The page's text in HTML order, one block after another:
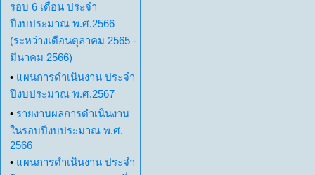
รอบ 6 เดือน ประจำ
ปีงบประมาณ พ.ศ.2566
(ระหว่างเดือนตุลาคม 2565 -
มีนาคม 2566)
• แผนการดำเนินงาน ประจำ
ปีงบประมาณ พ.ศ.2567
• รายงานผลการดำเนินงาน
ในรอบปีงบประมาณ พ.ศ.
2566
• แผนการดำเนินงาน ประจำ